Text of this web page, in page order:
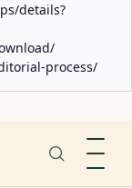
details?
process/